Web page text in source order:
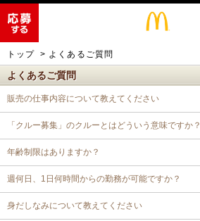
トップ よくあるご質問
よくあるご質問
販売の仕事内容について教えてください
「クルー募集」のクルーとはどういう意味ですか？
年齢制限はありますか？
週何日、1日何時間からの勤務が可能ですか？
身だしなみについて教えてください